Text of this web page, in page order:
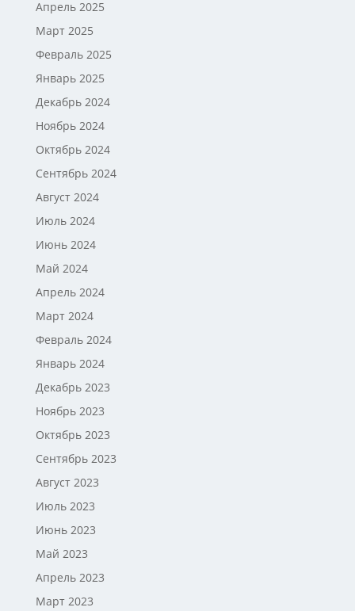
Апрель 2025
Март 2025
Февраль 2025
Январь 2025
Декабрь 2024
Ноябрь 2024
Октябрь 2024
Сентябрь 2024
Август 2024
Июль 2024
Июнь 2024
Май 2024
Апрель 2024
Март 2024
Февраль 2024
Январь 2024
Декабрь 2023
Ноябрь 2023
Октябрь 2023
Сентябрь 2023
Август 2023
Июль 2023
Июнь 2023
Май 2023
Апрель 2023
Март 2023